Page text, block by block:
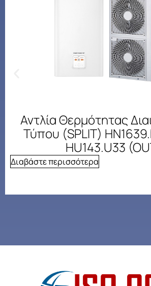
Αντλία Θερμότητας
Τύπου (SPLIT)
HU143.U33
Διαβάστε περισσότερα